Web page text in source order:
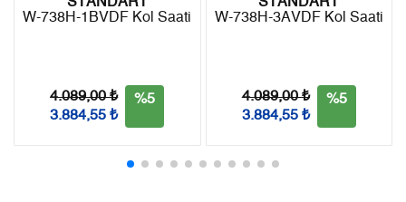
Tek Çekim 0,00 ₺
W-738H-1BVDF Kol Saati
4.089,00 ₺
3.884,55 ₺
%5
W-738H-3AVDF Kol Saati
4.089,00 ₺
3.884,55 ₺
%5